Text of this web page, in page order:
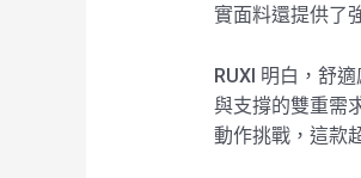
實面料還提供了
RUXI 明白，舒
與支撐的雙重需
動作挑戰，這款